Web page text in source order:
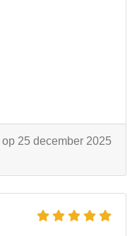
op 25 december 2025